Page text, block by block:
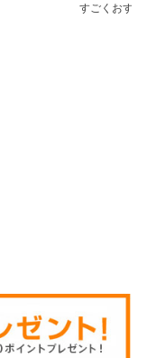
すごくおすす